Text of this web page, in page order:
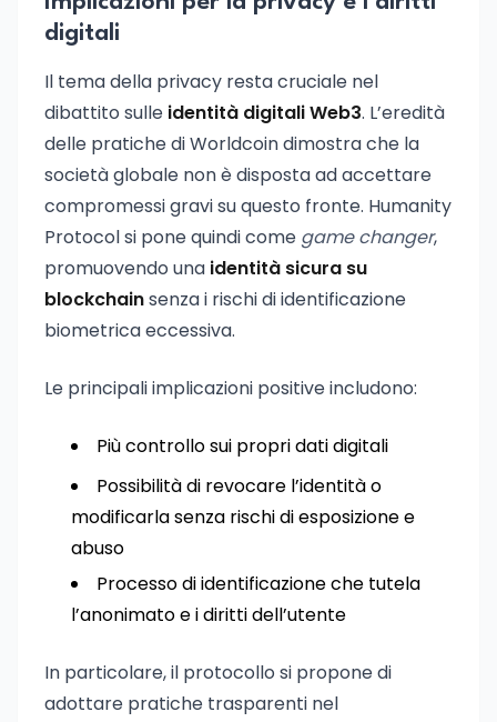
digitali
Il tema della privacy resta cruciale nel
dibattito sulle identità digitali Web3. L’eredità
delle pratiche di Worldcoin dimostra che la
società globale non è disposta ad accettare
compromessi gravi su questo fronte. Humanity
Protocol si pone quindi come game changer,
promuovendo una identità sicura su
blockchainsenza i rischi di identificazione
biometrica eccessiva.
Le principali implicazioni positive includono:
Più controllo sui propri dati digitali
Possibilità di revocare l’identità o
modificarla senza rischi di esposizione e
abuso
Processo di identificazione che tutela
l’anonimato e i diritti dell’utente
In particolare, il protocollo si propone di
adottare pratiche trasparenti nel